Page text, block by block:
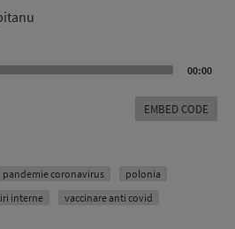
00:00
EMBED CODE
pandemie coronavirus
polonia
interne
vaccinare anti covid